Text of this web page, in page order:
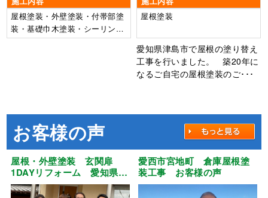
屋根塗装・外壁塗装・付帯部塗
装・基礎巾木塗装・シーリング
打ち替え工事
屋根塗装
愛知県津島市で屋根の塗り替え
工事を行いました。 築20年に
なるご自宅の屋根塗装のご･･･
お客様の声
屋根・外壁塗装 玄関扉
1DAYリフォーム 愛知県
江南市
愛西市宮地町 倉庫屋根塗
装工事 お客様の声